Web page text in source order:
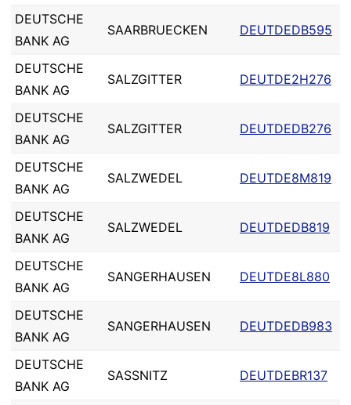
DEUTSCHE
BANK AG
SAARBRUECKEN DEUTDEDB595
DEUTSCHE
BANK AG
SALZGITTER DEUTDE2H276
DEUTSCHE
BANK AG
SALZGITTER DEUTDEDB276
DEUTSCHE
BANK AG
SALZWEDEL DEUTDE8M819
DEUTSCHE
BANK AG
SALZWEDEL DEUTDEDB819
DEUTSCHE
BANK AG
SANGERHAUSEN DEUTDE8L880
DEUTSCHE
BANK AG
SANGERHAUSEN DEUTDEDB983
DEUTSCHE
BANK AG
SASSNITZ DEUTDEBR137